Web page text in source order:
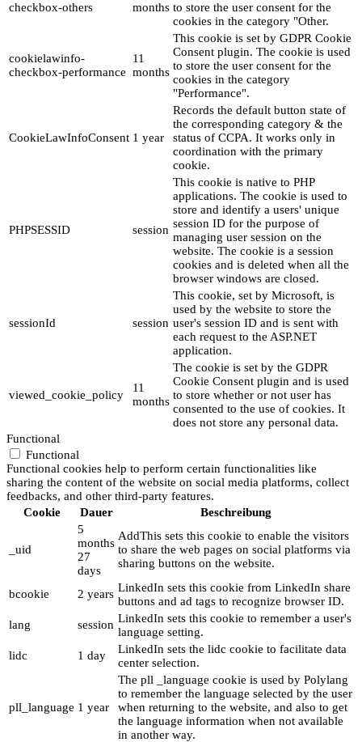
checkbox-others months to store the user consent for the
cookies in the category "Other.
cookielawinfo-
checkbox-performance
11
months
This cookie is set by GDPR Cookie
Consent plugin. The cookie is used
to store the user consent for the
cookies in the category
"Performance".
CookieLawInfoConsent 1 year
Records the default button state of
the corresponding category & the
status of CCPA. It works only in
coordination with the primary
cookie.
PHPSESSID session
This cookie is native to PHP
applications. The cookie is used to
store and identify a users' unique
session ID for the purpose of
managing user session on the
website. The cookie is a session
cookies and is deleted when all the
browser windows are closed.
sessionId session
This cookie, set by Microsoft, is
used by the website to store the
user's session ID and is sent with
each request to the ASP.NET
application.
viewed_cookie_policy
11
months
The cookie is set by the GDPR
Cookie Consent plugin and is used
to store whether or not user has
consented to the use of cookies. It
does not store any personal data.
Functional
Functional
Functional cookies help to perform certain functionalities like
sharing the content of the website on social media platforms, collect
feedbacks, and other third-party features.
Cookie
Dauer Beschreibung
_uid
5
months
27
days
AddThis sets this cookie to enable the visitors
to share the web pages on social platforms via
sharing buttons on the website.
bcookie 2 years LinkedIn sets this cookie from LinkedIn share
buttons and ad tags to recognize browser ID.
lang
session LinkedIn sets this cookie to remember a user's
language setting.
lidc
1 day
LinkedIn sets the lidc cookie to facilitate data
center selection.
pll_language 1 year
The pll _language cookie is used by Polylang
to remember the language selected by the user
when returning to the website, and also to get
the language information when not available
in another way.